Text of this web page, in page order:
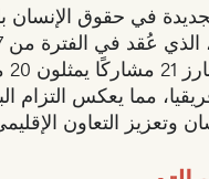
في حقوق الإنسان
مما يعكس التزام
وتعزيز التعاون